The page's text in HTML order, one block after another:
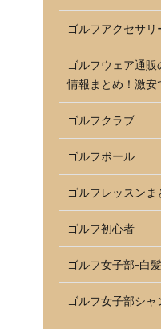
ゴルフアクセサリ
ゴルフウェア通
情報まとめ！激安
ゴルフクラブ
ゴルフボール
ゴルフレッスンま
ゴルフ初心者
ゴルフ女子部-白
ゴルフ女子部シャ